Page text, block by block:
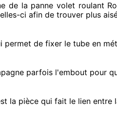
de la panne volet roulant
ci afin de trouver plus
permet de fixer le tube en
parfois l'embout pour
la pièce qui fait le lien entre